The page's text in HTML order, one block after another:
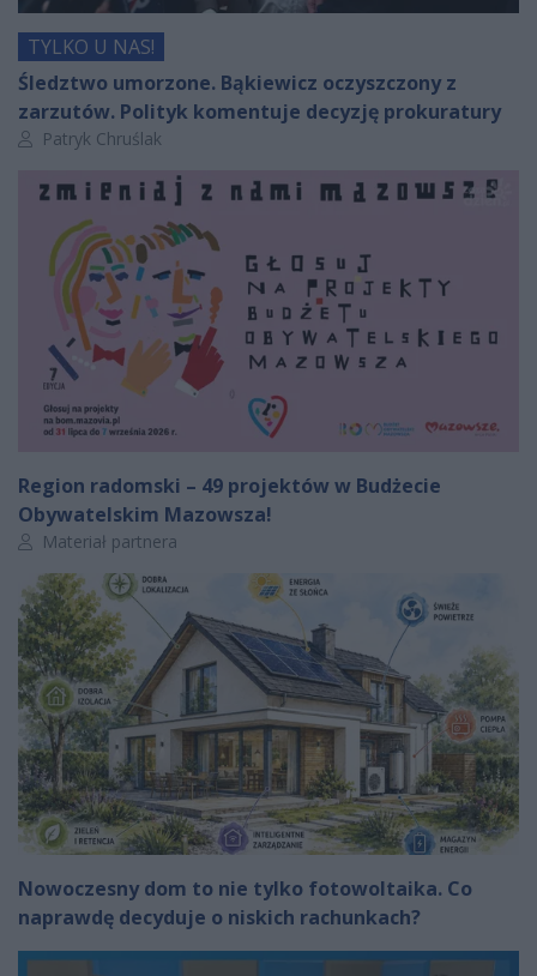
TYLKO U NAS!
Śledztwo umorzone. Bąkiewicz oczyszczony z
zarzutów. Polityk komentuje decyzję prokuratury
Autor artykułu:
Patryk Chruślak
Region radomski – 49 projektów w Budżecie
Obywatelskim Mazowsza!
Autor artykułu:
Materiał partnera
Nowoczesny dom to nie tylko fotowoltaika. Co
naprawdę decyduje o niskich rachunkach?